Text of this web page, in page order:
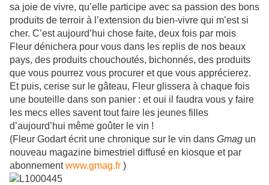
sa joie de vivre, qu’elle participe avec sa passion des bons
produits de terroir à l’extension du bien-vivre qui m’est si
cher. C’est aujourd’hui chose faite, deux fois par mois
Fleur dénichera pour vous dans les replis de nos beaux
pays, des produits chouchoutés, bichonnés, des produits
que vous pourrez vous procurer et que vous apprécierez.
Et puis, cerise sur le gâteau, Fleur glissera à chaque fois
une bouteille dans son panier : et oui il faudra vous y faire
les mecs elles savent tout faire les jeunes filles
d’aujourd’hui même goûter le vin !
(Fleur Godart écrit une chronique sur le vin dans Gmag un
nouveau magazine bimestriel diffusé en kiosque et par
abonnementwww.gmag.fr )